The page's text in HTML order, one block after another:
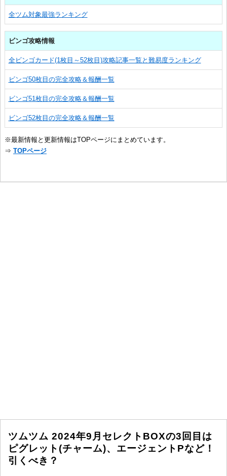
全ツム対象最強ランキング
ビンゴ攻略情報
全ビンゴカード(1枚目～52枚目)攻略記事一覧と難易度ランキング
ビンゴ50枚目の完全攻略＆報酬一覧
ビンゴ51枚目の完全攻略＆報酬一覧
ビンゴ52枚目の完全攻略＆報酬一覧
※最新情報と更新情報はTOPページにまとめています。
⇒ TOPページ
ツムツム 2024年9月セレクトBOXの3回目は
ピグレット(チャーム)、エージェントPなど！
引くべき？